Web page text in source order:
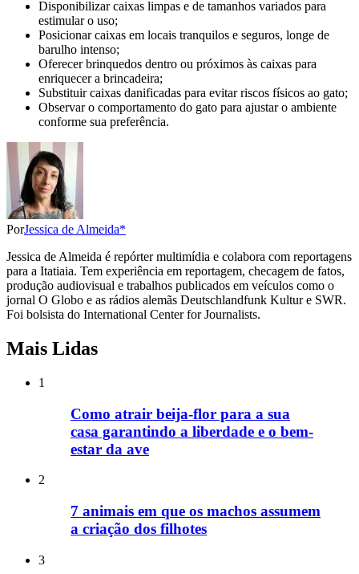
Disponibilizar caixas limpas e de tamanhos variados para
estimular o uso;
Posicionar caixas em locais tranquilos e seguros, longe de
barulho intenso;
Oferecer brinquedos dentro ou próximos às caixas para
enriquecer a brincadeira;
Substituir caixas danificadas para evitar riscos físicos ao gato;
Observar o comportamento do gato para ajustar o ambiente
conforme sua preferência.
PorJessica de Almeida*
Jessica de Almeida é repórter multimídia e colabora com reportagens
para a Itatiaia. Tem experiência em reportagem, checagem de fatos,
produção audiovisual e trabalhos publicados em veículos como o
jornal O Globo e as rádios alemãs Deutschlandfunk Kultur e SWR.
Foi bolsista do International Center for Journalists.
Mais Lidas
1
Como atrair beija-flor para a sua
casa garantindo a liberdade e o bem-
estar da ave
2
7 animais em que os machos assumem
a criação dos filhotes
3